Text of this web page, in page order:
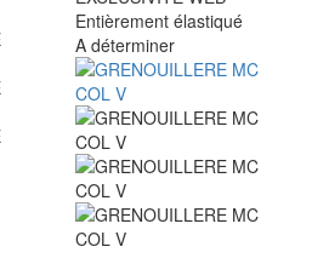
Entièrement élastiqué
A déterminer